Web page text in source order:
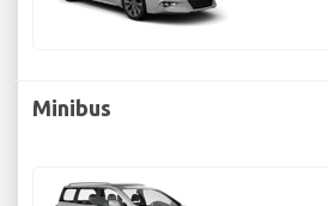
Minibus